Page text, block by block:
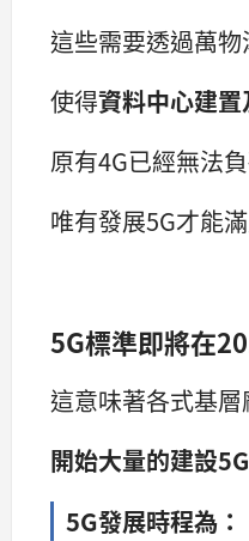
這些需要透過萬
使得資料中心建
原有4G已經無法
唯有發展5G才能
5G標準即將在
這意味著各式基
開始大量的建設
5G發展時程為 ：